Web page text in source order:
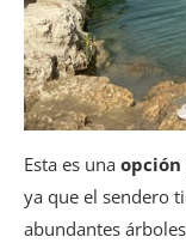
Esta es una
ya que el sendero
abundantes